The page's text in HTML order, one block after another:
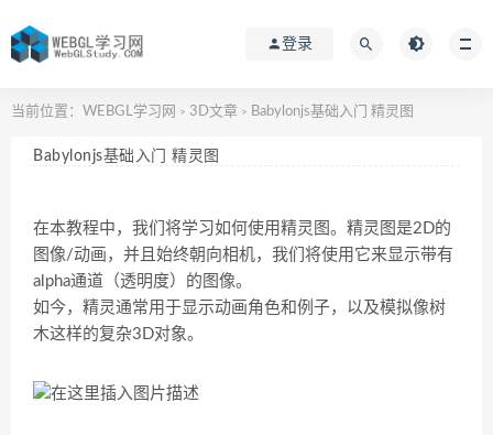
登录
当前位置： WEBGL学习网 > 3D文章 > Babylonjs基础入门 精灵图
Babylonjs基础入门 精灵图
在本教程中，我们将学习如何使用精灵图。精灵图是2D的
图像/动画，并且始终朝向相机，我们将使用它来显示带有
alpha通道（透明度）的图像。
如今，精灵通常用于显示动画角色和例子，以及模拟像树
木这样的复杂3D对象。